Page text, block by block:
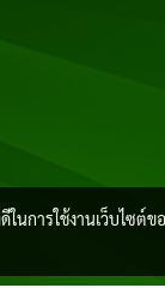
การใช้งานเว็บไซต์